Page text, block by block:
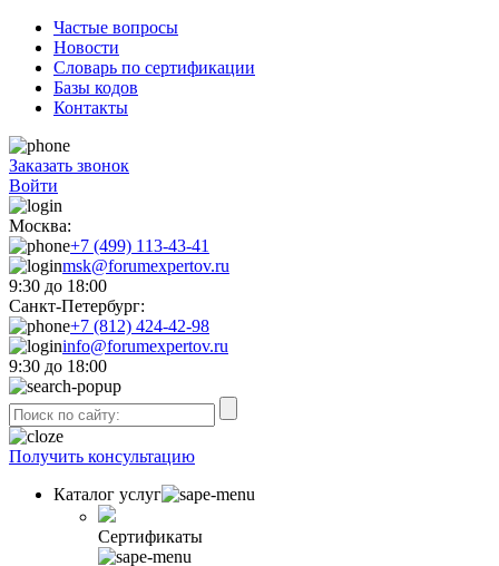
Частые вопросы
Новости
Словарь по сертификации
Базы кодов
Контакты
Заказать звонок
Войти
Москва:
+7 (499) 113-43-41
msk@forumexpertov.ru
9:30 до 18:00
Санкт-Петербург:
+7 (812) 424-42-98
info@forumexpertov.ru
9:30 до 18:00
Получить консультацию
Каталог услуг
Сертификаты